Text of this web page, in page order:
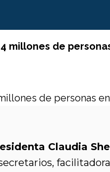
millones de
Claudia